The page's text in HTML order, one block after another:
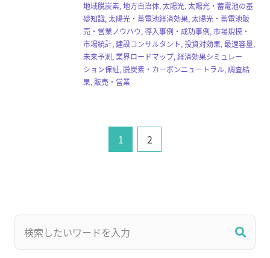
地域脱炭素, 地方自治体, 太陽光, 太陽光・蓄電池の基
礎知識, 太陽光・蓄電池経済効果, 太陽光・蓄電池販
売・営業ノウハウ, 導入事例・成功事例, 市場規模・
市場統計, 建設コンサルタント, 投資対効果, 最適容量,
未来予測, 業界ロードマップ, 経済効果シミュレー
ション保証, 脱炭素・カーボンニュートラル, 調査結
果, 販売・営業
1 2